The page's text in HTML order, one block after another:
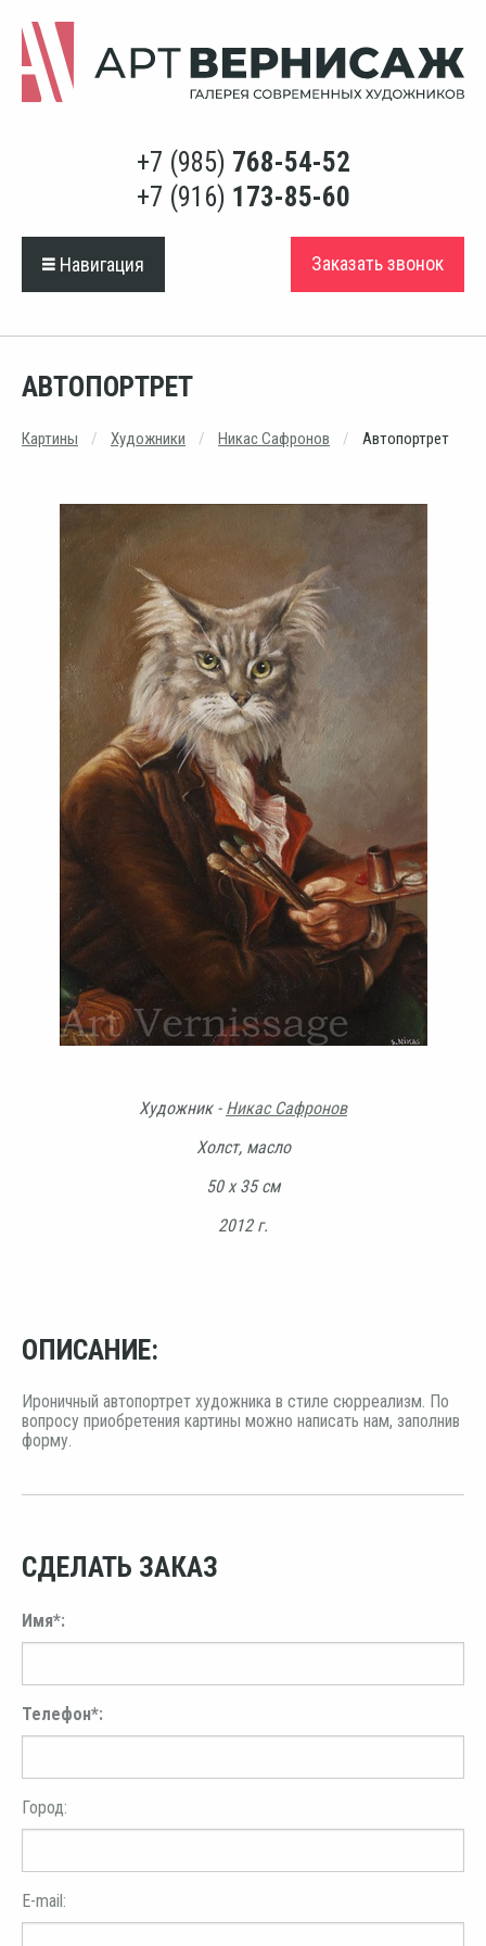
+7 (985) 768-54-52
+7 (916) 173-85-60
Навигация Заказать звонок
АВТОПОРТРЕТ
Картины Художники Никас Сафронов Автопортрет
Художник - Никас Сафронов
Холст, масло
50 х 35 см
2012 г.
ОПИСАНИЕ:
Ироничный автопортрет художника в стиле сюрреализм. По
вопросу приобретения картины можно написать нам, заполнив
форму.
СДЕЛАТЬ ЗАКАЗ
Имя*:
Телефон*:
Город:
E-mail: